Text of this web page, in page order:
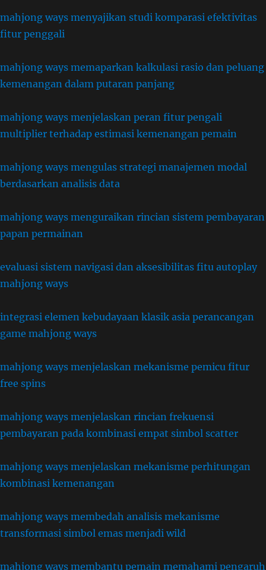
mahjong ways menyajikan studi komparasi efektivitas
fitur penggali
mahjong ways memaparkan kalkulasi rasio dan peluang
kemenangan dalam putaran panjang
mahjong ways menjelaskan peran fitur pengali
multiplier terhadap estimasi kemenangan pemain
mahjong ways mengulas strategi manajemen modal
berdasarkan analisis data
mahjong ways menguraikan rincian sistem pembayaran
papan permainan
evaluasi sistem navigasi dan aksesibilitas fitu autoplay
mahjong ways
integrasi elemen kebudayaan klasik asia perancangan
game mahjong ways
mahjong ways menjelaskan mekanisme pemicu fitur
free spins
mahjong ways menjelaskan rincian frekuensi
pembayaran pada kombinasi empat simbol scatter
mahjong ways menjelaskan mekanisme perhitungan
kombinasi kemenangan
mahjong ways membedah analisis mekanisme
transformasi simbol emas menjadi wild
mahjong ways membantu pemain memahami pengaruh